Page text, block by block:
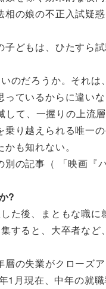
の娘の不正入試疑
どもは、ひたすら
だろうか。それは
ているからに違いな
て、一握りの上流
り越えられる唯一
も知れない。
の記事（ 「映画『
?
後、まともな職に
すると、大卒者な
の失業がクローズ
月現在、中年の就